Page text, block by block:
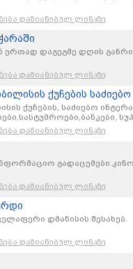
დაზიანებულ ლინკზე
ერთად დაგეგმე დღის
დაზიანებულ ლინკზე
ქუჩების
ქუჩების, საძიებო
ძებნა
დაზიანებულ ლინკზე
დაზიანებულ ლინკზე
დმანისის შესახებ.
დაზიანებულ ლინკზე